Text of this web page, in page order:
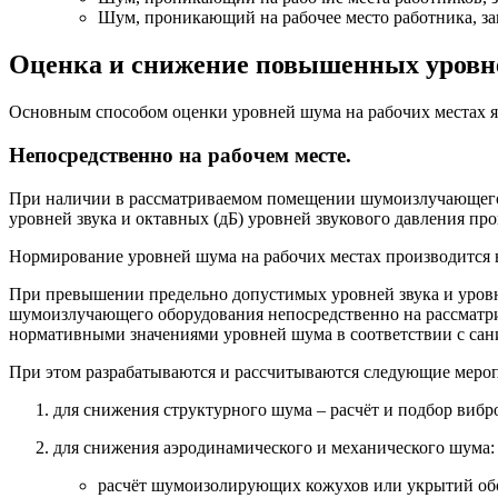
Шум, проникающий на рабочее место работника,
Оценка и снижение повышенных
Основным способом оценки уровней шума на рабочих местах
Непосредственно на рабочем месте.
При наличии в рассматриваемом помещении
уровней звука и октавных (дБ) уровней звукового давления
Нормирование уровней шума на рабочих местах
При превышении предельно допустимых уровней звука и
шумоизлучающего оборудования непосредственно на
нормативными значениями уровней шума в соответствии с
При этом разрабатываются и рассчитываются следующие
для снижения структурного шума – расчёт и подбор
для снижения аэродинамического и механического шума:
расчёт шумоизолирующих кожухов или укрытий